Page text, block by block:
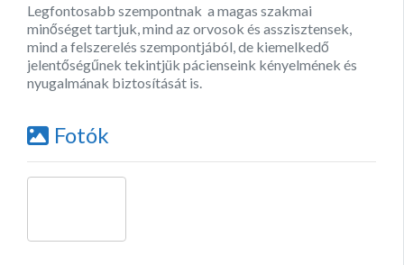
Legfontosabb szempontnak a magas szakmai
minőséget tartjuk, mind az orvosok és asszisztensek,
mind a felszerelés szempontjából, de kiemelkedő
jelentőségűnek tekintjük pácienseink kényelmének és
nyugalmának biztosítását is.
Fotók